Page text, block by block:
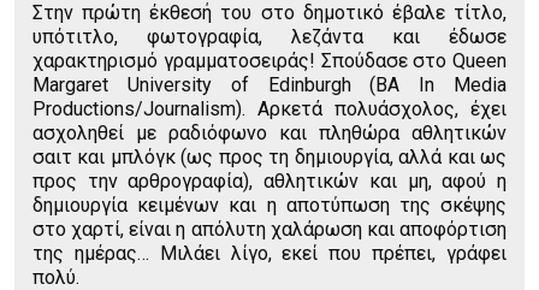
Στην πρώτη έκθεσή του στο δημοτικό έβαλε τίτλο,
υπότιτλο, φωτογραφία, λεζάντα και έδωσε
χαρακτηρισμό γραμματοσειράς! Σπούδασε στο Queen
Margaret University of Edinburgh (BA In Media
Productions/Journalism). Αρκετά πολυάσχολος, έχει
ασχοληθεί με ραδιόφωνο και πληθώρα αθλητικών
σαιτ και μπλόγκ (ως προς τη δημιουργία, αλλά και ως
προς την αρθρογραφία), αθλητικών και μη, αφού η
δημιουργία κειμένων και η αποτύπωση της σκέψης
στο χαρτί, είναι η απόλυτη χαλάρωση και αποφόρτιση
της ημέρας… Μιλάει λίγο, εκεί που πρέπει, γράφει
πολύ.